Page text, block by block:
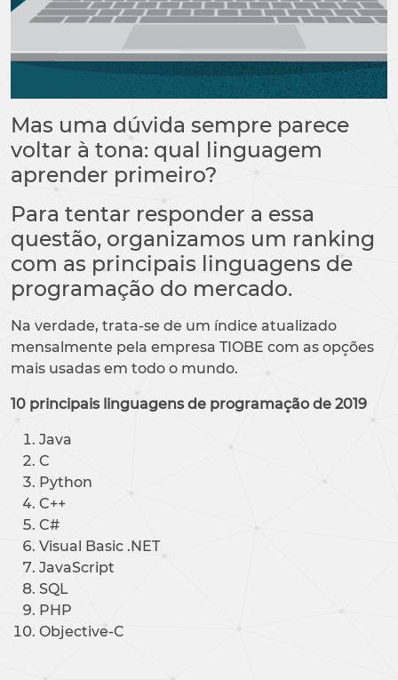
Mas uma dúvida sempre parece
voltar à tona: qual linguagem
aprender primeiro?
Para tentar responder a essa
questão, organizamos um ranking
com as principais linguagens de
programação do mercado.
Na verdade, trata-se de um índice atualizado
mensalmente pela empresa TIOBE com as opções
mais usadas em todo o mundo.
10 principais linguagens de programação de 2019
Java
C
Python
C++
C#
Visual Basic .NET
JavaScript
SQL
PHP
Objective-C